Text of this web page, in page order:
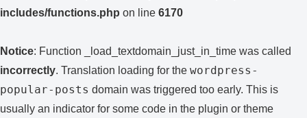
includes/functions.php on line 6170
Notice: Function _load_textdomain_just_in_time was called
incorrectly. Translation loading for the wordpress-
popular-posts domain was triggered too early. This is
usually an indicator for some code in the plugin or theme